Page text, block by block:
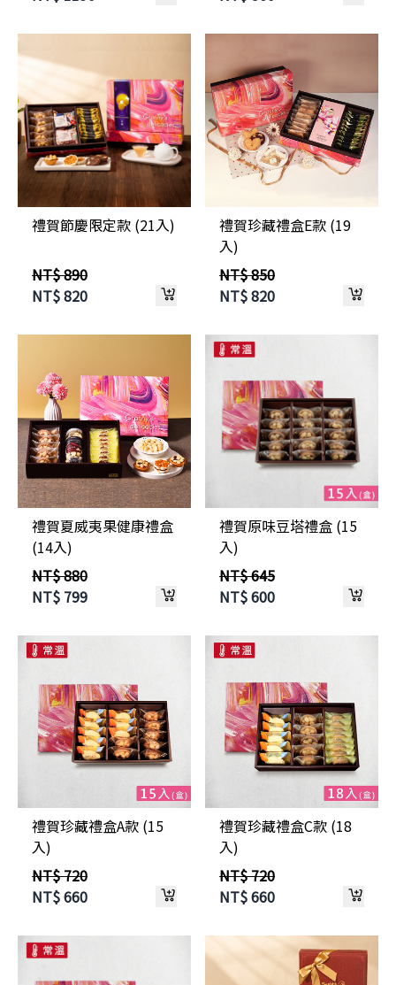
禮賀節慶限定款 (21入)
NT$ 890
NT$820
禮賀珍藏禮盒E款 (19
入)
NT$ 850
NT$820
禮賀夏威夷果健康禮盒
(14入)
NT$ 880
NT$ 799
禮賀原味豆塔禮盒 (15
入)
NT$ 645
NT$600
禮賀珍藏禮盒A款 (15
入)
NT$ 720
NT$660
禮賀珍藏禮盒C款 (18
入)
NT$ 720
NT$660